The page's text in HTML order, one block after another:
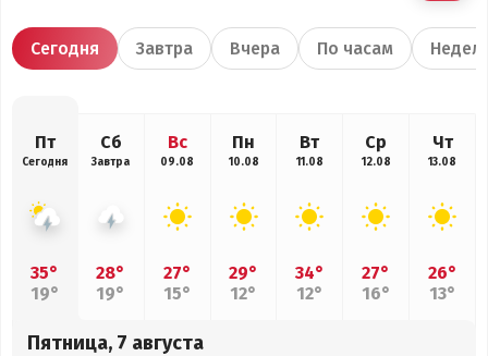
Сегодня Завтра Вчера По часам
Пт
Сегодня
35°
19°
Сб
Завтра
28°
19°
Вс
09.08
27°
15°
Пн
10.08
29°
12°
Вт
11.08
34°
12°
Ср
12.08
27°
16°
Чт
13.08
26°
13°
Пятница, 7 августа